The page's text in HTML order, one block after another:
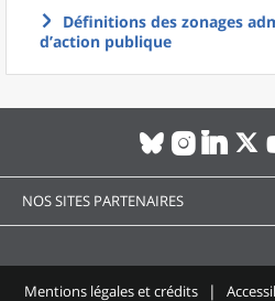
Définitions des zonages
d’action publique
NOS SITES PARTENAIRES
Mentions légales et crédits